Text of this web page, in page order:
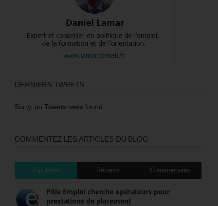
DERNIERS TWEETS
Sorry, no Tweets were found.
COMMENTEZ LES ARTICLES DU BLOG
Populaires Récents Commentaires
Pôle Emploi cherche opérateurs pour
prestations de placement